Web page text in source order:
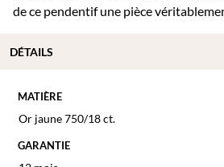
de ce pendentif une pièce
MATIÈRE
Or jaune 750/18 ct.
GARANTIE
DÉTAILS